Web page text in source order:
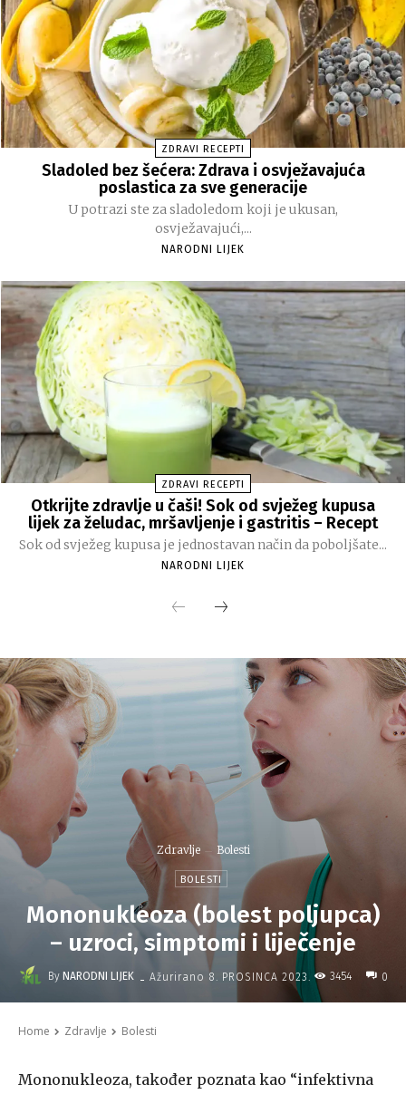
ZDRAVI RECEPTI
Sladoled bez šećera: Zdrava i osvježavajuća
poslastica za sve generacije
U potrazi ste za sladoledom koji je ukusan,
osvježavajući,...
NARODNI LIJEK
ZDRAVI RECEPTI
Otkrijte zdravlje u čaši! Sok od svježeg kupusa
lijek za želudac, mršavljenje i gastritis – Recept
Sok od svježeg kupusa je jednostavan način da poboljšate...
NARODNI LIJEK